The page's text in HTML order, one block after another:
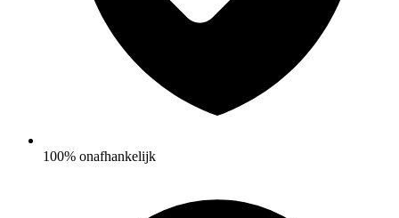
100% onafhankelijk